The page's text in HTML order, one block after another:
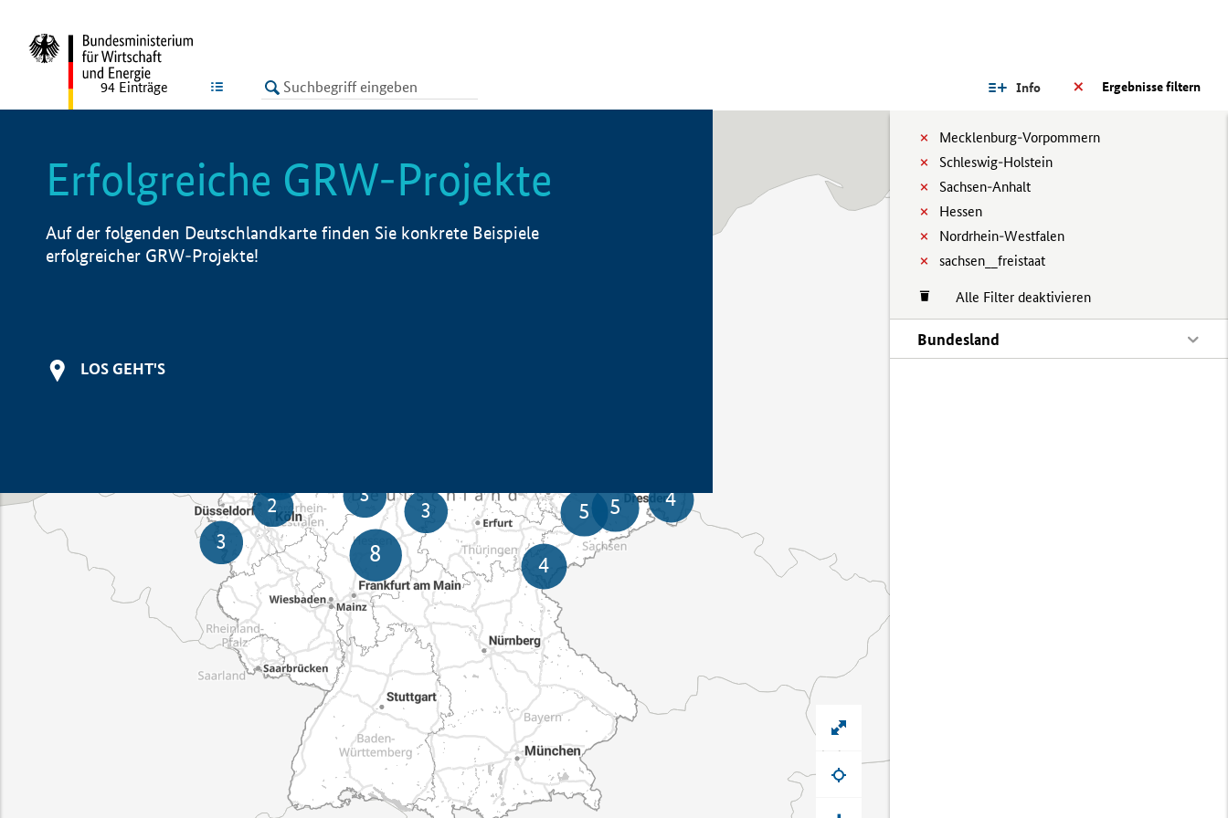
LISTE Ergebnisse filtern
Info
Mecklenburg-Vorpommern
Schleswig-Holstein
Sachsen-Anhalt
Hessen
Nordrhein-Westfalen
sachsen__freistaat
Alle Filter deaktivieren
Bundesland
94 Einträge
Erfolgreiche GRW-Projekte
Auf der folgenden Deutschlandkarte finden Sie konkrete Beispiele
erfolgreicher GRW-Projekte!
LOS GEHT'S